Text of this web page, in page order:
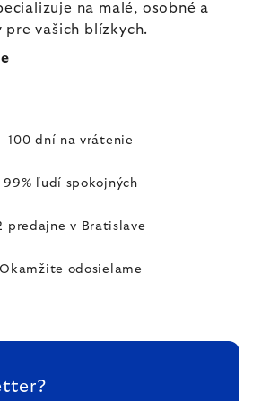
na malé, osobné a
pre vašich blízkych.
100 dní na vrátenie
99% ľudí spokojných
predajne v Bratislave
Okamžite odosielame